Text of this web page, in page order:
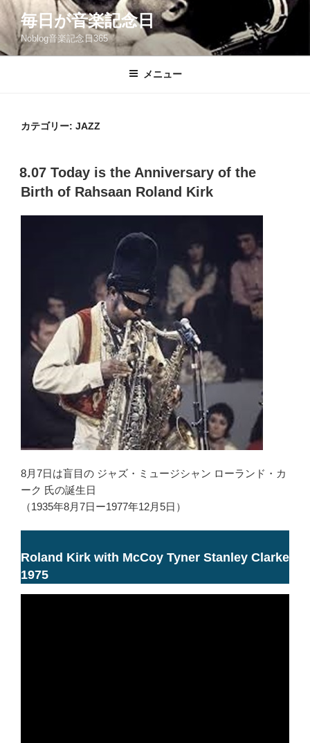
コ
テ
ン
毎日が音楽記念日
Noblog音楽記念日365
メニュー
カテゴリー: JAZZ
投
稿
日:
8.07 Today is the Anniversary of the
Birth of Rahsaan Roland Kirk
8月7日は盲目の ジャズ・ミュージシャン ローランド・カ
ーク 氏の誕生日
（1935年8月7日ー1977年12月5日）
Roland Kirk with McCoy Tyner Stanley Clarke
1975